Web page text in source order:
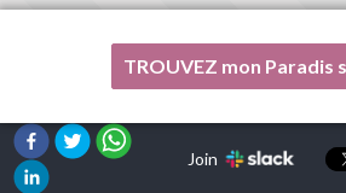
Une de mes passions n'est pas listée
TROUVEZ mon Paradis
Join